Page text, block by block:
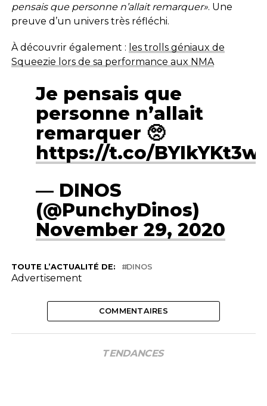
pensais que personne n’allait remarquer». Une
preuve d’un univers très réfléchi.
À découvrir également : les trolls géniaux de
Squeezie lors de sa performance aux NMA
Je pensais que
personne n’allait
remarquer 🥺
https://t.co/
— DINOS
(@PunchyDinos)
November 29, 2020
TOUTE L’ACTUALITÉ DE: DINOS
Advertisement
COMMENTAIRES
TENDANCES